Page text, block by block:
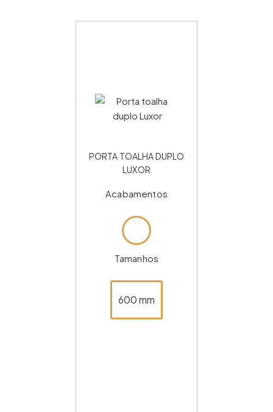
PORTA TOALHA DUPLO
LUXOR
Acabamentos
Tamanhos
600 mm